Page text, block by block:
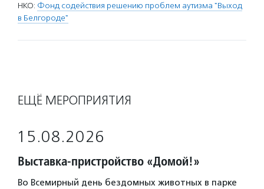
НКО: Фонд содействия решению проблем аутизма "Выход
в Белгороде"
ЕЩЁ МЕРОПРИЯТИЯ
15.08.2026
Выставка-пристройство «Домой!»
Во Всемирный день бездомных животных в парке